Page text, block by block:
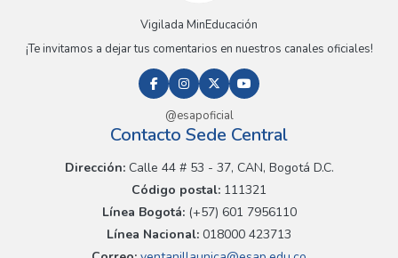
Vigilada MinEducación
¡Te invitamos a dejar tus comentarios en nuestros canales oficiales!
@esapoficial
Contacto Sede Central
Dirección:Calle 44 # 53 - 37, CAN, Bogotá D.C.
Código postal: 111321
Línea Bogotá:(+57) 601 7956110
Línea Nacional: 018000 423713